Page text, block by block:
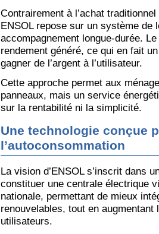
Contrairement à l’achat
ENSOL repose sur un système de
accompagnement longue-durée.
rendement généré, ce qui en fait
gagner de l’argent à l’utilisateur.
Cette approche permet aux
panneaux, mais un service
sur la rentabilité ni la simplicité.
Une technologie conçue
l’autoconsommation
La vision d’ENSOL s’inscrit dans
constituer une centrale électrique
nationale, permettant de mieux
renouvelables, tout en
utilisateurs.